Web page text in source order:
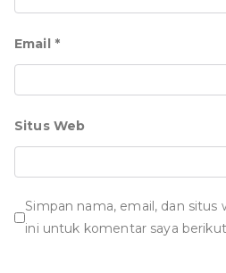
Email *
Situs Web
Simpan nama, email, dan situs
ini untuk komentar saya